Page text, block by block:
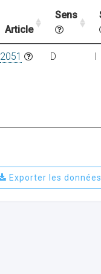
Article
Sens
2051 D I
Exporter les données